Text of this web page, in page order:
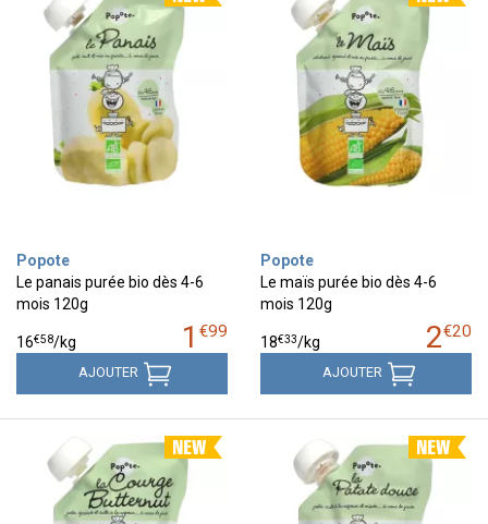
Popote
Le panais purée bio dès 4-6
mois 120g
1 €99
16€58/kg
AJOUTER
Popote
Le maïs purée bio dès 4-6
mois 120g
2€20
18€33/kg
AJOUTER